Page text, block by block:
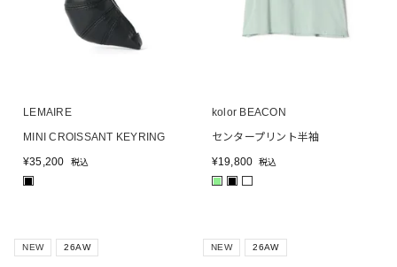
LEMAIRE
MINI CROISSANT KEYRING
¥35,200 税込
■
kolor BEACON
センタープリント半袖
¥19,800 税込
■ ■
NEW 26AW NEW 26AW